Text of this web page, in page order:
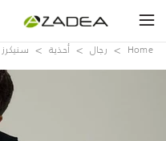
Home رجال أحذية سنيكرز